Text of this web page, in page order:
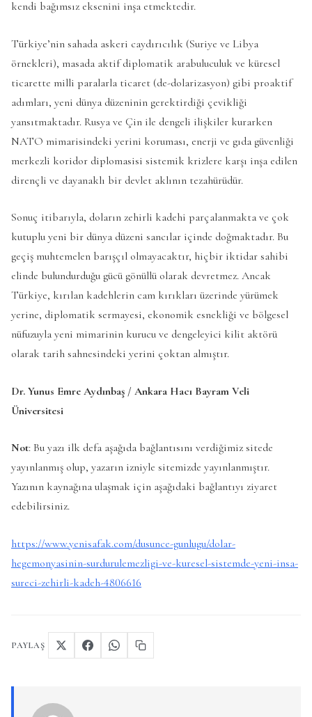
kendi bağımsız eksenini inşa etmektedir.
Türkiye’nin sahada askeri caydırıcılık (Suriye ve Libya
örnekleri), masada aktif diplomatik arabuluculuk ve küresel
ticarette milli paralarla ticaret (de-dolarizasyon) gibi proaktif
adımları, yeni dünya düzeninin gerektirdiği çevikliği
yansıtmaktadır. Rusya ve Çin ile dengeli ilişkiler kurarken
NATO mimarisindeki yerini koruması, enerji ve gıda güvenliği
merkezli koridor diplomasisi sistemik krizlere karşı inşa edilen
dirençli ve dayanaklı bir devlet aklının tezahürüdür.
Sonuç itibarıyla, doların zehirli kadehi parçalanmakta ve çok
kutuplu yeni bir dünya düzeni sancılar içinde doğmaktadır. Bu
geçiş muhtemelen barışçıl olmayacaktır, hiçbir iktidar sahibi
elinde bulundurduğu gücü gönüllü olarak devretmez. Ancak
Türkiye, kırılan kadehlerin cam kırıkları üzerinde yürümek
yerine, diplomatik sermayesi, ekonomik esnekliği ve bölgesel
nüfuzuyla yeni mimarinin kurucu ve dengeleyici kilit aktörü
olarak tarih sahnesindeki yerini çoktan almıştır.
Dr. Yunus Emre Aydınbaş / Ankara Hacı Bayram Veli
Üniversitesi
Not: Bu yazı ilk defa aşağıda bağlantısını verdiğimiz sitede
yayınlanmış olup, yazarın izniyle sitemizde yayınlanmıştır.
Yazının kaynağına ulaşmak için aşağıdaki bağlantıyı ziyaret
edebilirsiniz.
https://www.yenisafak.com/dusunce-gunlugu/dolar-
hegemonyasinin-surdurulemezligi-ve-kuresel-sistemde-yeni-insa-
sureci-zehirli-kadeh-4806616
PAYLAŞ